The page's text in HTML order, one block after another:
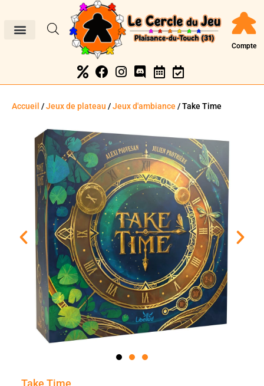
Compte
Accueil /Jeux de plateau /Jeux d'ambiance / Take Time
Take Time